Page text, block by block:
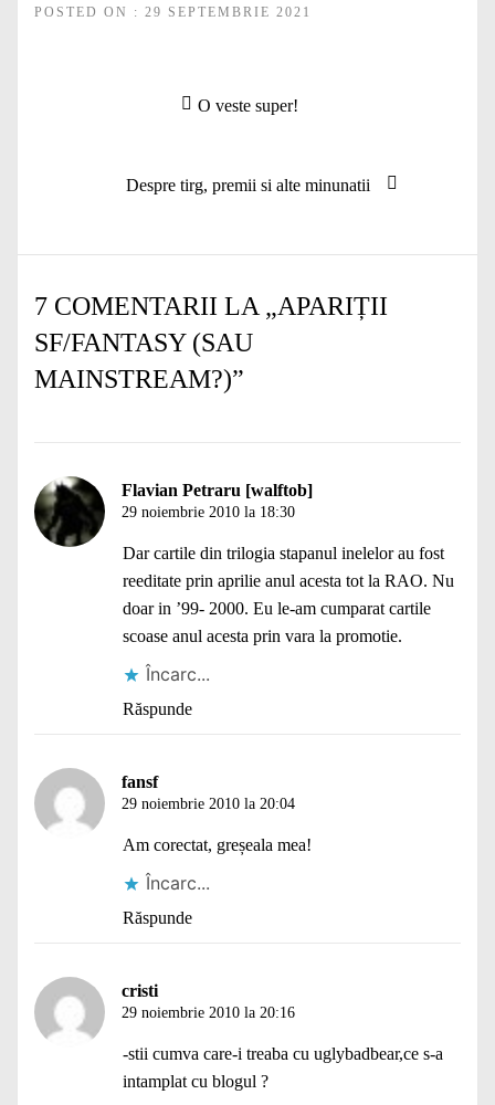
POSTED ON : 29 SEPTEMBRIE 2021
Articolul
O veste super!
Articolul
Despre tirg, premii si alte minunatii
7 COMENTARII LA „APARIȚII
SF/FANTASY (SAU
MAINSTREAM?)”
Flavian Petraru [walftob]
29 noiembrie 2010 la 18:30
Dar cartile din trilogia stapanul inelelor au fost
reeditate prin aprilie anul acesta tot la RAO. Nu
doar in ’99- 2000. Eu le-am cumparat cartile
scoase anul acesta prin vara la promotie.
Încarc...
Răspunde
fansf
29 noiembrie 2010 la 20:04
Am corectat, greșeala mea!
Încarc...
Răspunde
cristi
29 noiembrie 2010 la 20:16
-stii cumva care-i treaba cu uglybadbear,ce s-a
intamplat cu blogul ?